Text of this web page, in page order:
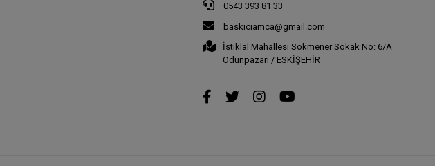
0543 393 81 33
baskiciamca@gmail.com
İstiklal Mahallesi Sökmener Sokak No: 6/A
Odunpazarı / ESKİŞEHİR